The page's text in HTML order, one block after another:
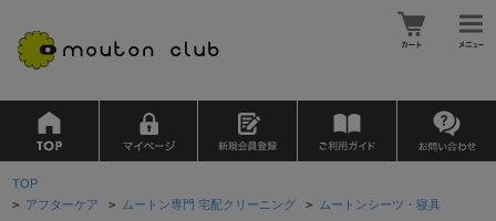
TOP
> アフターケア > ムートン専門 宅配クリーニング > ムートンシーツ・寝具